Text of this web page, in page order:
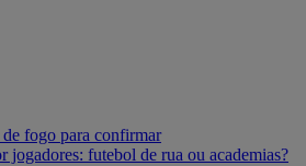
fogo para confirmar
jogadores: futebol de rua ou academias?